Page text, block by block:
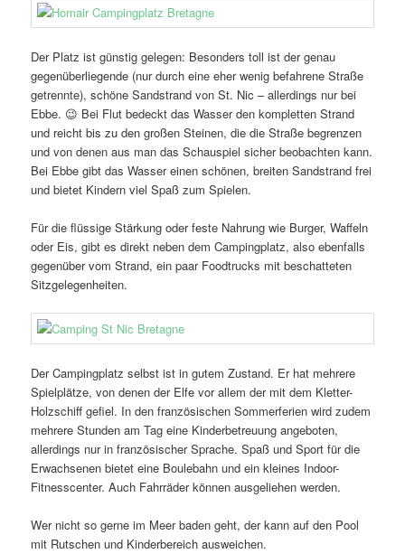
Der Platz ist günstig gelegen: Besonders toll ist der genau
gegenüberliegende (nur durch eine eher wenig befahrene Straße
getrennte), schöne Sandstrand von St. Nic – allerdings nur bei
Ebbe. 😉 Bei Flut bedeckt das Wasser den kompletten Strand
und reicht bis zu den großen Steinen, die die Straße begrenzen
und von denen aus man das Schauspiel sicher beobachten kann.
Bei Ebbe gibt das Wasser einen schönen, breiten Sandstrand frei
und bietet Kindern viel Spaß zum Spielen.
Für die flüssige Stärkung oder feste Nahrung wie Burger, Waffeln
oder Eis, gibt es direkt neben dem Campingplatz, also ebenfalls
gegenüber vom Strand, ein paar Foodtrucks mit beschatteten
Sitzgelegenheiten.
Der Campingplatz selbst ist in gutem Zustand. Er hat mehrere
Spielplätze, von denen der Elfe vor allem der mit dem Kletter-
Holzschiff gefiel. In den französischen Sommerferien wird zudem
mehrere Stunden am Tag eine Kinderbetreuung angeboten,
allerdings nur in französischer Sprache. Spaß und Sport für die
Erwachsenen bietet eine Boulebahn und ein kleines Indoor-
Fitnesscenter. Auch Fahrräder können ausgeliehen werden.
Wer nicht so gerne im Meer baden geht, der kann auf den Pool
mit Rutschen und Kinderbereich ausweichen.